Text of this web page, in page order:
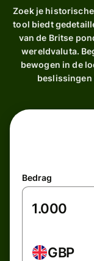
Zoek je
tool biedt
van de Britse
wereldvaluta.
bewogen in de
beslissingen
Bedrag
GBP